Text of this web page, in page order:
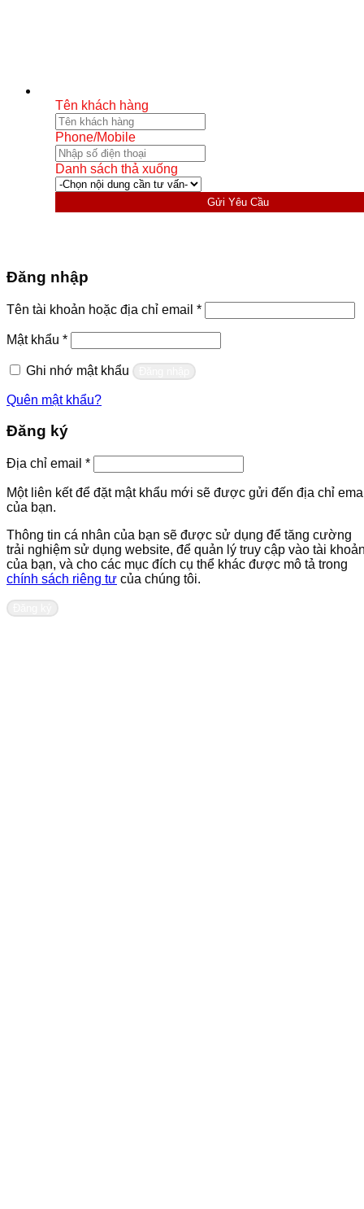
Tên khách hàng
Phone/Mobile
Danh sách thả xuống
Gửi Yêu Cầu
Đăng nhập
Tên tài khoản hoặc địa chỉ email *Bắt
buộc
Mật khẩu *Bắt
buộc
Ghi nhớ mật khẩu
Quên mật khẩu?
Đăng ký
Địa chỉ email *Bắt
buộc
Một liên kết để đặt mật khẩu mới sẽ được gửi đến địa chỉ
của bạn.
Thông tin cá nhân của bạn sẽ được sử dụng để tăng cường
trải nghiệm sử dụng website, để quản lý truy cập vào tài
của bạn, và cho các mục đích cụ thể khác được mô tả trong
chính sách riêng tư của chúng tôi.